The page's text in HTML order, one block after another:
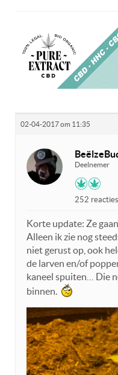
02-04-2017 om 11:35
Deelnemer
252 reacties
Korte update: Ze
Alleen ik zie nog
niet gerust op, ook
de larven en/of
kaneel spuiten… Die
binnen.